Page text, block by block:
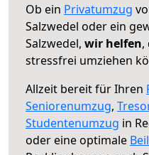
Ob ein Privatumzug
Salzwedel oder ein
Salzwedel, wir helfen,
stressfrei umziehen
Allzeit bereit für Ihren
Seniorenumzug,
Studentenumzug in
oder eine optimale